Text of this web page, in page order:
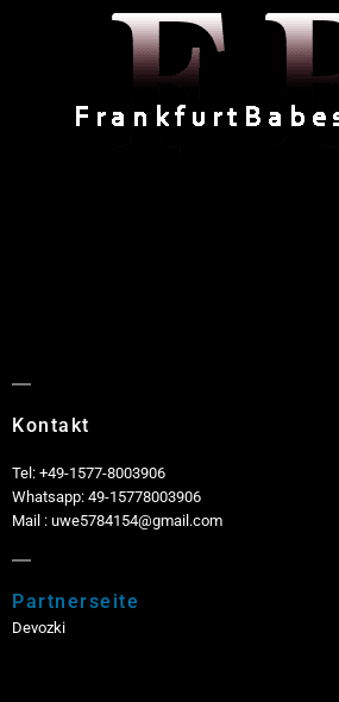
Kontakt
Tel: +49-1577-8003906
Whatsapp: 49-15778003906
Mail : uwe5784154@gmail.com
Partnerseite
Devozki